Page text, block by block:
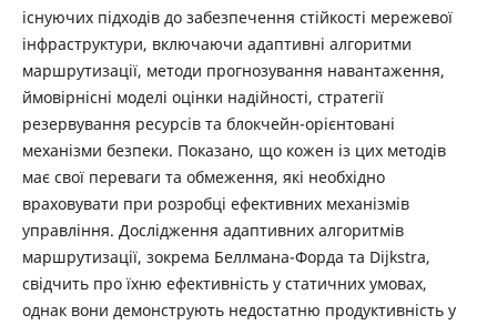
існуючих підходів до забезпечення стійкості мережевої
інфраструктури, включаючи адаптивні алгоритми
маршрутизації, методи прогнозування навантаження,
ймовірнісні моделі оцінки надійності, стратегії
резервування ресурсів та блокчейн-орієнтовані
механізми безпеки. Показано, що кожен із цих методів
має свої переваги та обмеження, які необхідно
враховувати при розробці ефективних механізмів
управління. Дослідження адаптивних алгоритмів
маршрутизації, зокрема Беллмана-Форда та Dijkstra,
свідчить про їхню ефективність у статичних умовах,
однак вони демонструють недостатню продуктивність у